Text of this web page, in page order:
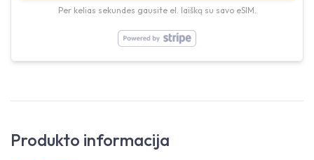
Per kelias sekundes gausite el. laišką su savo eSIM.
Produkto informacija